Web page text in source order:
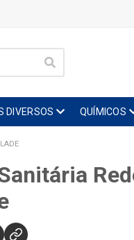
DIVERSOS QUÍMICOS